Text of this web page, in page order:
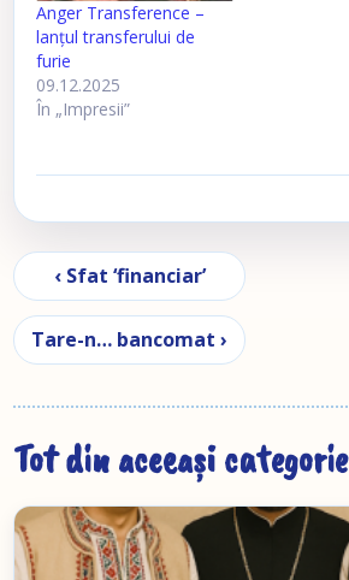
Anger Transference –
lanțul transferului de
furie
09.12.2025
În „Impresii”
Navigare în articole
‹ Sfat ‘financiar’
Tare-n… bancomat ›
Tot din aceeași categorie